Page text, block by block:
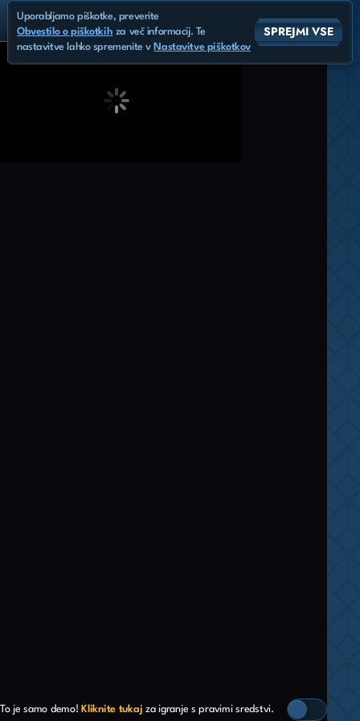
To je samo demo! Kliknite tukaj za igranje s pravimi sredstvi.
Uporabljamo piškotke, preverite
Obvestilo o piškotkih za več informacij. Te
nastavitve lahko spremenite v Nastavitve piškotkov
SPREJMI VSE